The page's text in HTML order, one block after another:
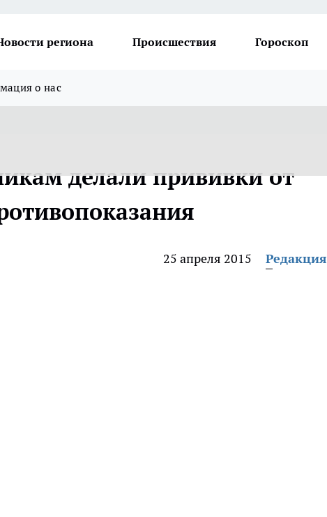
региона Происшествия Гороскоп
о нас
делали прививки от
25 апреля 2015
Редакция